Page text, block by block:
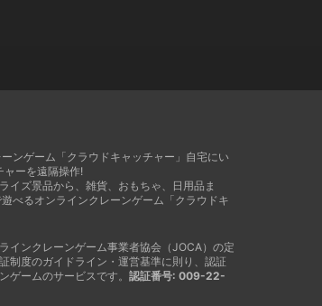
ンゲーム「クラウドキャッチャー」自宅にい
ャーを遠隔操作!
イズ景品から、雑貨、おもちゃ、日用品ま
べるオンラインクレーンゲーム「クラウドキ
インクレーンゲーム事業者協会（JOCA）の定
制度のガイドライン・運営基準に則り、認証
ゲームのサービスです。 認証番号: 009-22-